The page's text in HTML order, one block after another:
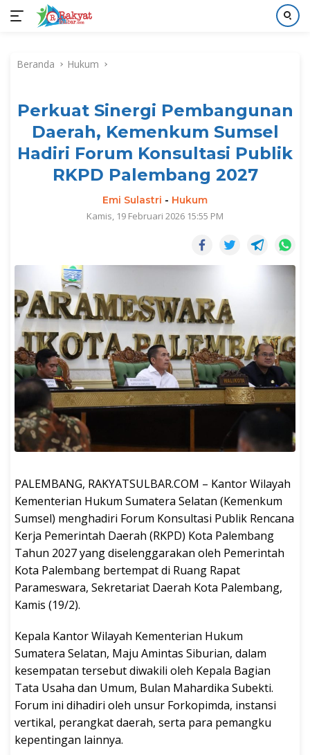
kontenBeranda Hukum
Perkuat Sinergi Pembangunan
Daerah, Kemenkum Sumsel
Hadiri Forum Konsultasi Publik
RKPD Palembang 2027
Emi Sulastri - Hukum
Kamis, 19 Februari 2026 15:55 PM
PALEMBANG, RAKYATSULBAR.COM – Kantor Wilayah
Kementerian Hukum Sumatera Selatan (Kemenkum
Sumsel) menghadiri Forum Konsultasi Publik Rencana
Kerja Pemerintah Daerah (RKPD) Kota Palembang
Tahun 2027 yang diselenggarakan oleh Pemerintah
Kota Palembang bertempat di Ruang Rapat
Parameswara, Sekretariat Daerah Kota Palembang,
Kamis (19/2).
Kepala Kantor Wilayah Kementerian Hukum
Sumatera Selatan, Maju Amintas Siburian, dalam
kesempatan tersebut diwakili oleh Kepala Bagian
Tata Usaha dan Umum, Bulan Mahardika Subekti.
Forum ini dihadiri oleh unsur Forkopimda, instansi
vertikal, perangkat daerah, serta para pemangku
kepentingan lainnya.